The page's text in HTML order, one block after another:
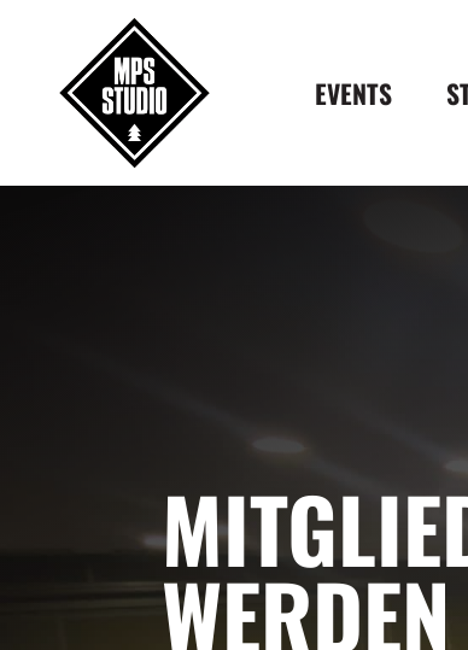
EVENTS
WERDEN